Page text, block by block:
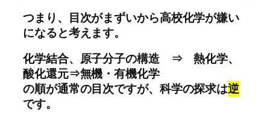
つまり、目次がまずいから高校化学が嫌い
になると考えます。
化学結合、原子分子の構造 ⇒ 熱化学、
酸化還元⇒無機・有機化学
の順が通常の目次ですが、科学の探求は逆
です。